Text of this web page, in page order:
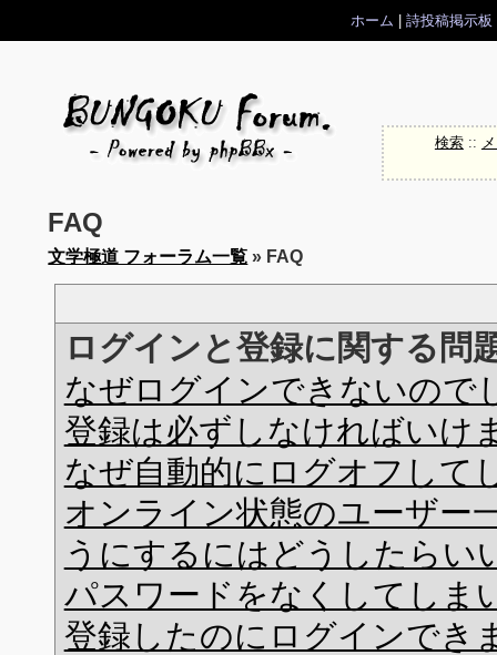
ホーム 詩投稿掲示板
検索::
FAQ
文学極道 フォーラム一覧 » FAQ
ログインと登録に関する問
なぜログインできないので
登録は必ずしなければいけ
なぜ自動的にログオフして
オンライン状態のユーザー
うにするにはどうしたらい
パスワードをなくしてしま
登録したのにログインでき